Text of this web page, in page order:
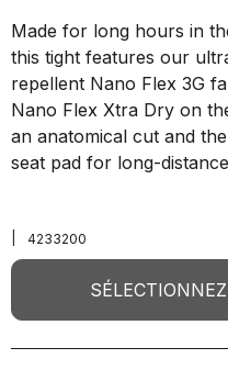
Made for long hours in
this tight features our
repellent Nano Flex 3G
Nano Flex Xtra Dry on
an anatomical cut and
seat pad for long-
4233200